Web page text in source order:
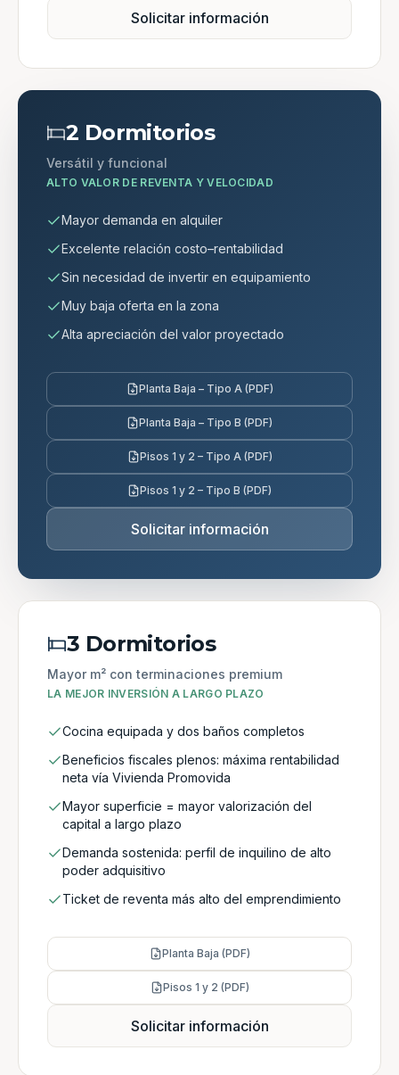
Solicitar información
2 Dormitorios
Versátil y funcional
ALTO VALOR DE REVENTA Y VELOCIDAD
Mayor demanda en alquiler
Excelente relación costo–rentabilidad
Sin necesidad de invertir en equipamiento
Muy baja oferta en la zona
Alta apreciación del valor proyectado
Planta Baja – Tipo A (PDF)
Planta Baja – Tipo B (PDF)
Pisos 1 y 2 – Tipo A (PDF)
Pisos 1 y 2 – Tipo B (PDF)
Solicitar información
3 Dormitorios
Mayor m² con terminaciones premium
LA MEJOR INVERSIÓN A LARGO PLAZO
Cocina equipada y dos baños completos
Beneficios fiscales plenos: máxima rentabilidad
neta vía Vivienda Promovida
Mayor superficie = mayor valorización del
capital a largo plazo
Demanda sostenida: perfil de inquilino de alto
poder adquisitivo
Ticket de reventa más alto del emprendimiento
Planta Baja (PDF)
Pisos 1 y 2 (PDF)
Solicitar información